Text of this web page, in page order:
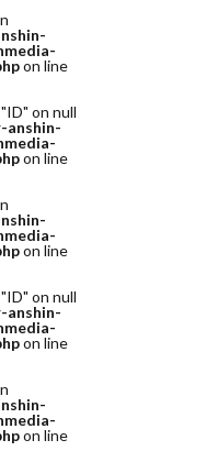
on line
on null
anshin-
on line
on line
on null
anshin-
on line
on line